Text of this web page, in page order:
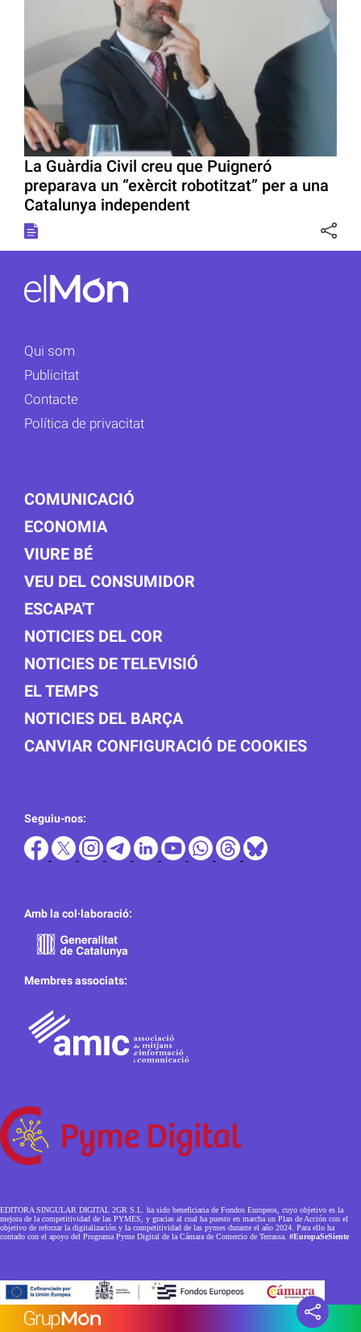
La Guàrdia Civil creu que Puigneró
preparava un “exèrcit robotitzat” per a una
Catalunya independent
Qui som
Publicitat
Contacte
Política de privacitat
COMUNICACIÓ
ECONOMIA
VIURE BÉ
VEU DEL CONSUMIDOR
ESCAPA'T
NOTICIES DEL COR
NOTICIES DE TELEVISIÓ
EL TEMPS
NOTICIES DEL BARÇA
CANVIAR CONFIGURACIÓ DE COOKIES
Seguiu-nos:
Amb la col·laboració:
Membres associats:
EDITORA SINGULAR DIGITAL 2GR S.L. ha sido beneficiaria de Fondos Europeos, cuyo objetivo es la
mejora de la competitividad de las PYMES, y gracias al cual ha puesto en marcha un Plan de Acción con el
objetivo de reforzar la digitalización y la competitividad de las pymes durante el año 2024. Para ello ha
contado con el apoyo del Programa Pyme Digital de la Cámara de Comercio de Terrassa. #EuropaSeSiente